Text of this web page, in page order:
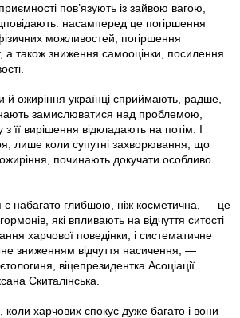
пов’язують із зайвою вагою,
насамперед це погіршення
можливостей, погіршення
а також зниження самооцінки, посилення
й ожиріння українці сприймають, радше,
замислюватися над проблемою,
її вирішення відкладають на потім. І
лише коли супутні захворювання, що
починають докучати особливо
набагато глибшою, ніж косметична, — це
які впливають на відчуття ситості
харчової поведінки, і систематичне
зниженням відчуття насичення, —
віцепрезидентка Асоціації
Скиталінська.
харчових спокус дуже багато і вони